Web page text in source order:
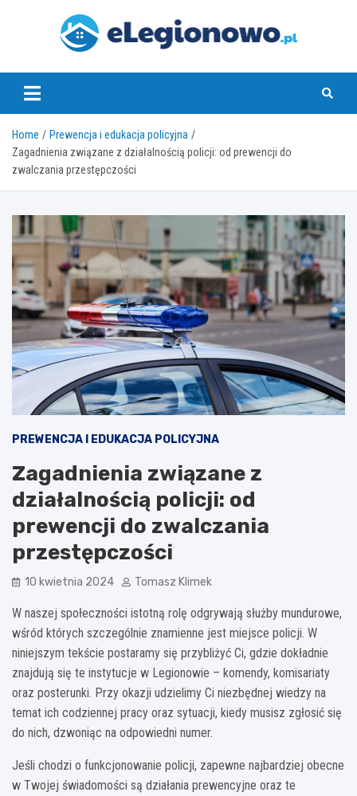
eLegionowo.pl
Home
Prewencja i edukacja policyjna
Zagadnienia związane z działalnością policji: od prewencji do
zwalczania przestępczości
PREWENCJA I EDUKACJA POLICYJNA
Zagadnienia związane z
działalnością policji: od
prewencji do zwalczania
przestępczości
10 kwietnia 2024 Tomasz Klimek
W naszej społeczności istotną rolę odgrywają służby mundurowe,
wśród których szczególnie znamienne jest miejsce policji. W
niniejszym tekście postaramy się przybliżyć Ci, gdzie dokładnie
znajdują się te instytucje w Legionowie – komendy, komisariaty
oraz posterunki. Przy okazji udzielimy Ci niezbędnej wiedzy na
temat ich codziennej pracy oraz sytuacji, kiedy musisz zgłosić się
do nich, dzwoniąc na odpowiedni numer.
Jeśli chodzi o funkcjonowanie policji, zapewne najbardziej obecne
w Twojej świadomości są działania prewencyjne oraz te